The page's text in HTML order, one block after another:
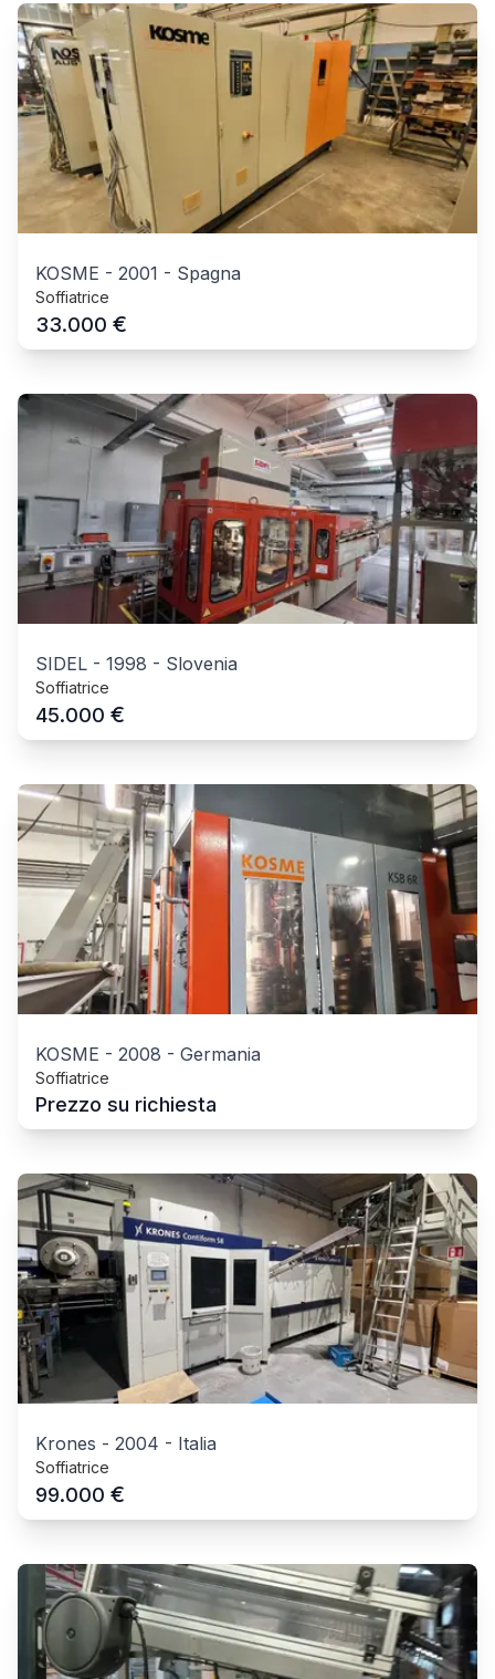
KOSME - 2001 - Spagna
Soffiatrice
33.000 €
SIDEL - 1998 - Slovenia
Soffiatrice
45.000 €
KOSME - 2008 - Germania
Soffiatrice
Prezzo su richiesta
Krones - 2004 - Italia
Soffiatrice
99.000 €